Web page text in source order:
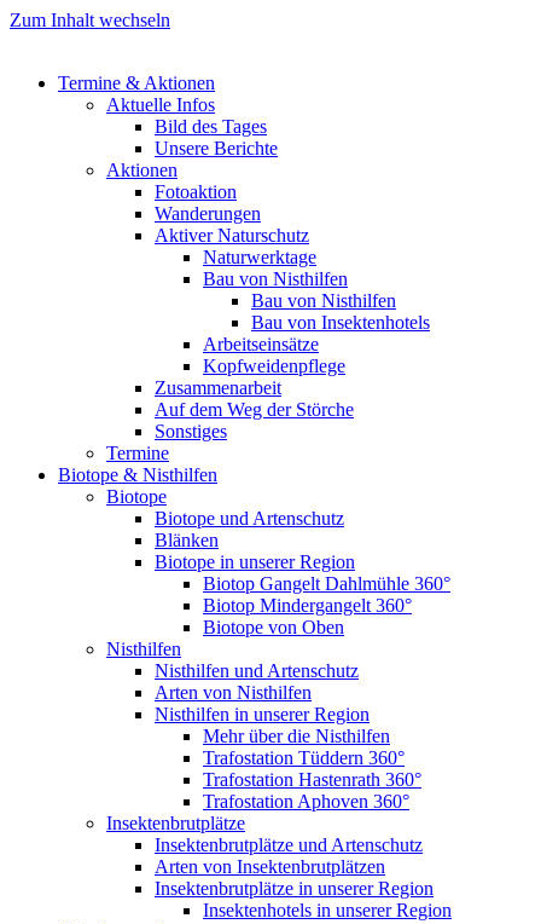
Zum Inhalt wechseln
Termine & Aktionen
Aktuelle Infos
Bild des Tages
Unsere Berichte
Aktionen
Fotoaktion
Wanderungen
Aktiver Naturschutz
Naturwerktage
Bau von Nisthilfen
Bau von Nisthilfen
Bau von Insektenhotels
Arbeitseinsätze
Kopfweidenpflege
Zusammenarbeit
Auf dem Weg der Störche
Sonstiges
Termine
Biotope & Nisthilfen
Biotope
Biotope und Artenschutz
Blänken
Biotope in unserer Region
Biotop Gangelt Dahlmühle 360°
Biotop Mindergangelt 360°
Biotope von Oben
Nisthilfen
Nisthilfen und Artenschutz
Arten von Nisthilfen
Nisthilfen in unserer Region
Mehr über die Nisthilfen
Trafostation Tüddern 360°
Trafostation Hastenrath 360°
Trafostation Aphoven 360°
Insektenbrutplätze
Insektenbrutplätze und Artenschutz
Arten von Insektenbrutplätzen
Insektenbrutplätze in unserer Region
Insektenhotels in unserer Region